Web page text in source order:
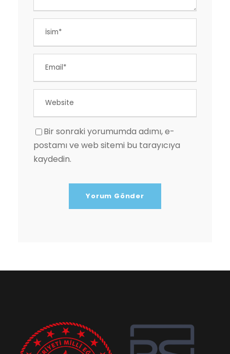
Bir sonraki yorumumda adımı, e-
postamı ve web sitemi bu tarayıcıya
kaydedin.